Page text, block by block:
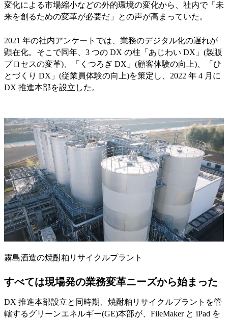
変化による市場縮小などの外的環境の変化から、社内で「未
来を創るための変革が必要だ」との声が高まっていた。
2021 年の社内アンケートでは、業務のデジタル化の遅れが
顕在化。そこで同年、3 つの DX の柱「あじわい DX」(製販
プロセスの変革)、「くつろぎ DX」(顧客体験の向上)、「ひ
とづくり DX」(従業員体験の向上)を策定し、2022 年 4 月に
DX 推進本部を設立した。
霧島酒造の焼酎粕リサイクルプラント
すべては現場発の業務変革ニーズから始まった
DX 推進本部設立と同時期、焼酎粕リサイクルプラントを管
轄するグリーンエネルギー(GE)本部が、FileMaker と iPad を